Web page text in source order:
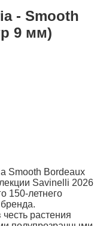
- Smooth
9 мм)
Smooth Bordeaux
Savinelli 2026
150-летнего
растения